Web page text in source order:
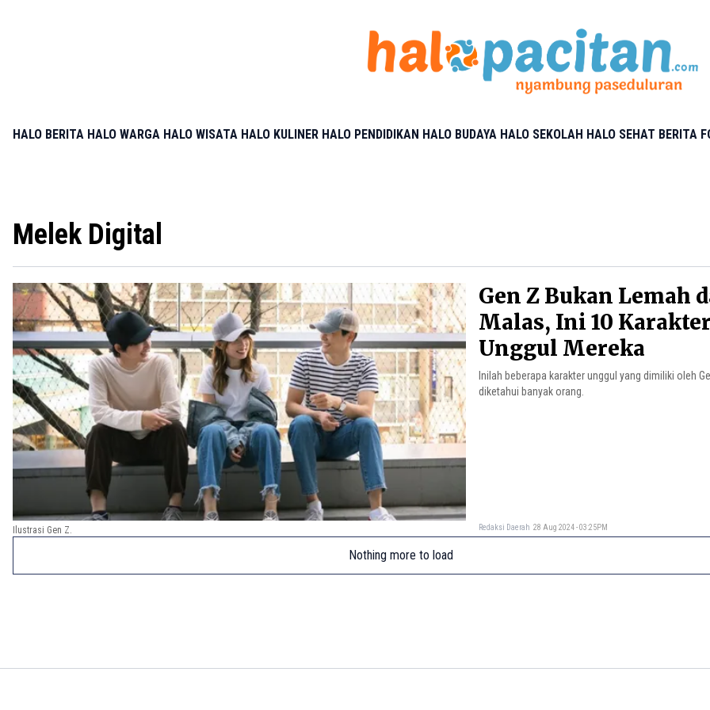
HALO BERITA HALO WARGA HALO WISATA HALO KULINER HALO PENDIDIKAN HALO BUDAYA HALO SEKOLAH HALO SEHAT BERITA
Melek Digital
Gen Z Bukan Lemah
Malas, Ini 10
Unggul Mereka
Inilah beberapa karakter unggul yang dimiliki oleh
diketahui banyak orang.
Redaksi Daerah 28 Aug 2024 - 03:25PM
Ilustrasi Gen Z.
Nothing more to load